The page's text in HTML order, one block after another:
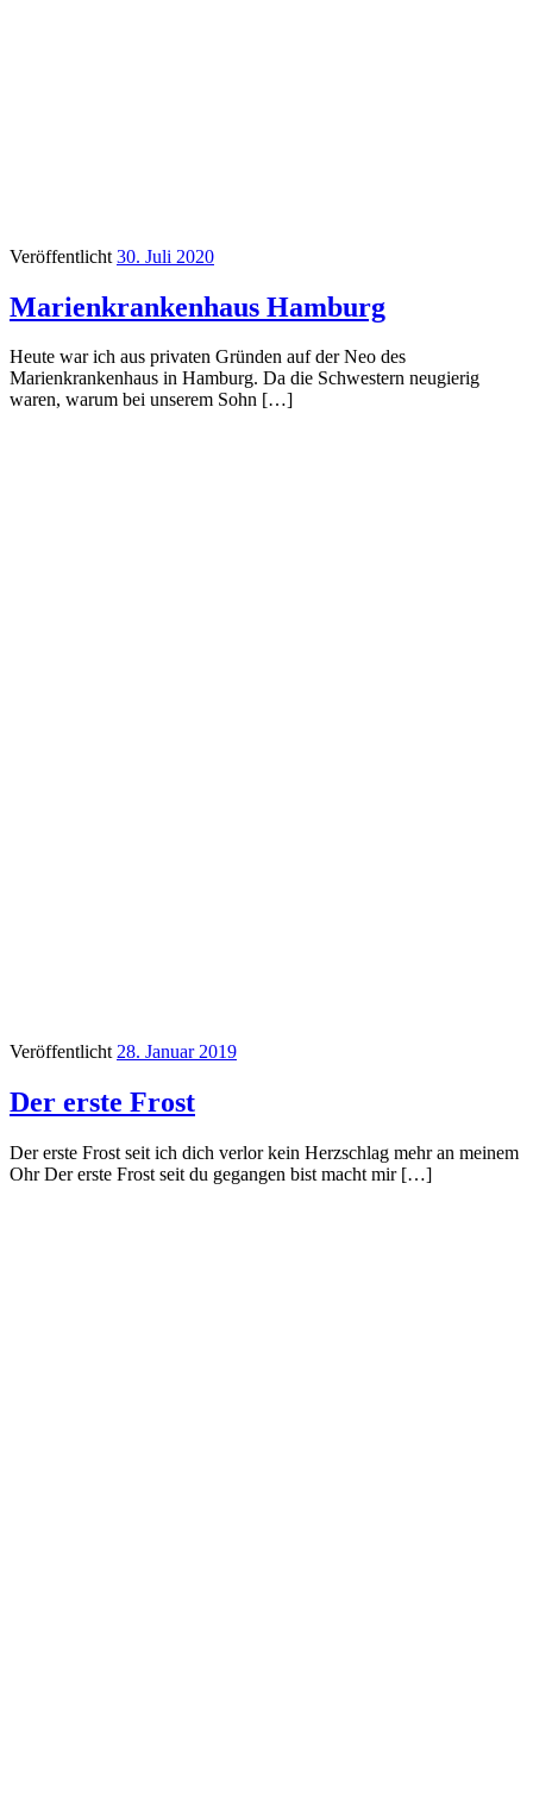
Veröffentlicht 30. Juli 2020
Marienkrankenhaus Hamburg
Heute war ich aus privaten Gründen auf der Neo des
Marienkrankenhaus in Hamburg. Da die Schwestern neugierig
waren, warum bei unserem Sohn […]
Veröffentlicht28. Januar 2019
Der erste Frost
Der erste Frost seit ich dich verlor kein Herzschlag mehr an meinem
Ohr Der erste Frost seit du gegangen bist macht mir […]